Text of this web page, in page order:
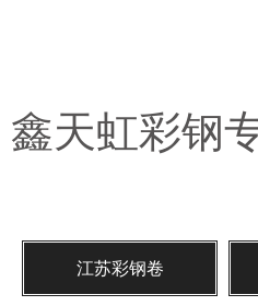
鑫天虹彩钢
江苏彩钢卷